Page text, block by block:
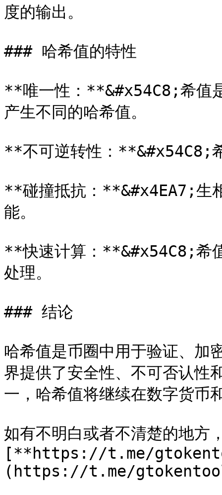
度的输出。
### 哈希值的特性
**唯一性：**&#x54C8;希值
产生不同的哈希值。
**不可逆转性：**&#x54C8;
**碰撞抵抗：**&#x4EA7;生
能。
**快速计算：**&#x54C8;希
处理。
### 结论
哈希值是币圈中用于验证、加
界提供了安全性、不可否认性
一，哈希值将继续在数字货币
如有不明白或者不清楚的地方
[**https://t.me/